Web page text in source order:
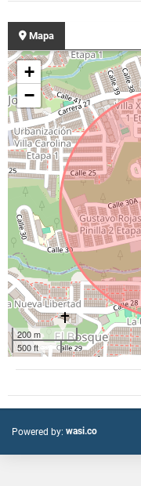
Mapa
+
−
200 m
500 ft
Powered by: wasi.co